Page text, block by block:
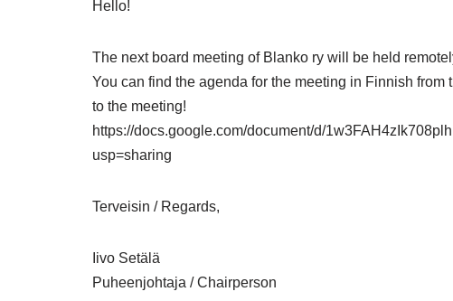
Hello!
The next board meeting of Blanko ry will be held
You can find the agenda for the meeting in Finnish
to the meeting!
https://docs.google.com/document/d/
usp=sharing
Terveisin / Regards,
Iivo Setälä
Puheenjohtaja / Chairperson